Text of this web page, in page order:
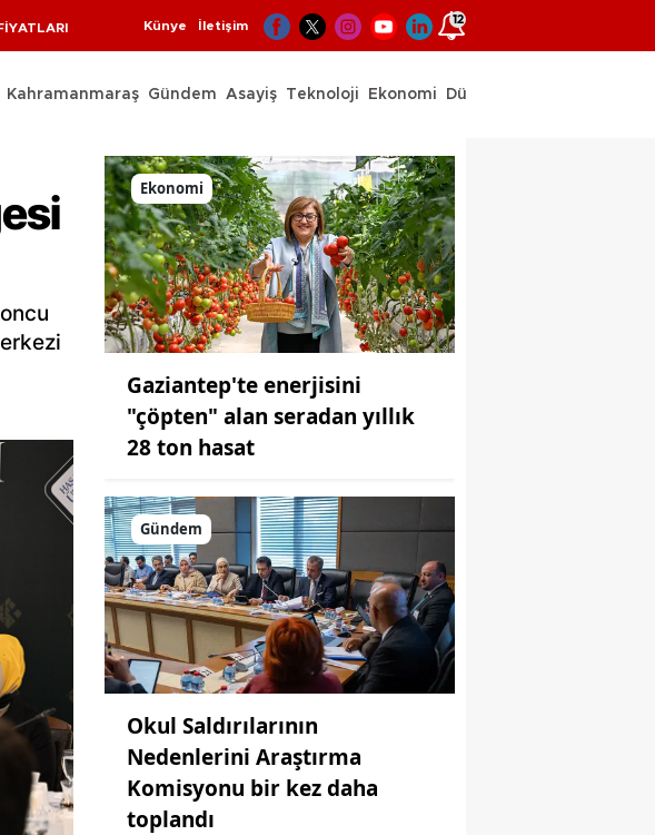
Künye İletişim 12
Kahramanmaraş Gündem Asayiş Teknoloji Ekonomi Dünya
Ekonomi
Gaziantep'te enerjisini
"çöpten" alan seradan yıllık
28 ton hasat
Gündem
Okul Saldırılarının
Nedenlerini Araştırma
Komisyonu bir kez daha
toplandı